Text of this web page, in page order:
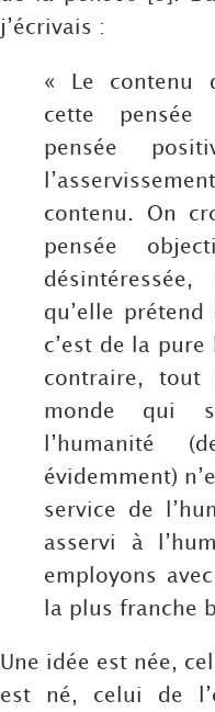
j’écrivais :
« Le contenu
cette pensée
pensée
contenu. On
pensée
qu’elle
c’est de la
contraire, tout
monde qui
l’humanité
évidemment)
service de
asservi à
employons
la plus franche
Une idée est née,
est né, celui de